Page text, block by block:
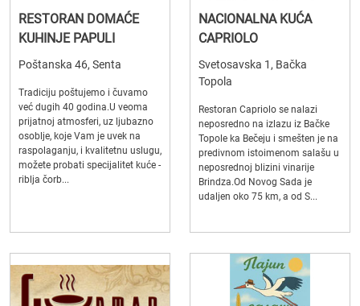
RESTORAN DOMAĆE
KUHINJE PAPULI
Poštanska 46, Senta
Tradiciju poštujemo i čuvamo
već dugih 40 godina.U veoma
prijatnoj atmosferi, uz ljubazno
osoblje, koje Vam je uvek na
raspolaganju, i kvalitetnu uslugu,
možete probati specijalitet kuće -
riblja čorb...
NACIONALNA KUĆA
CAPRIOLO
Svetosavska 1, Bačka
Topola
Restoran Capriolo se nalazi
neposredno na izlazu iz Bačke
Topole ka Bečeju i smešten je na
predivnom istoimenom salašu u
neposrednoj blizini vinarije
Brindza.Od Novog Sada je
udaljen oko 75 km, a od S...